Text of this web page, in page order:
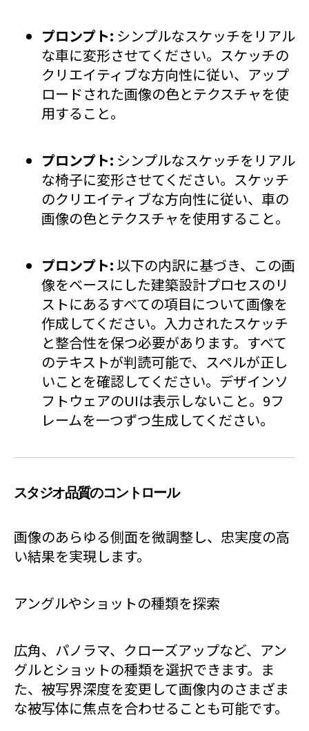
プロンプト: シンプルなスケッチをリアル
な車に変形させてください。スケッチの
クリエイティブな方向性に従い、アップ
ロードされた画像の色とテクスチャを使
用すること。
プロンプト: シンプルなスケッチをリアル
な椅子に変形させてください。スケッチ
のクリエイティブな方向性に従い、車の
画像の色とテクスチャを使用すること。
プロンプト: 以下の内訳に基づき、この画
像をベースにした建築設計プロセスのリ
ストにあるすべての項目について画像を
作成してください。入力されたスケッチ
と整合性を保つ必要があります。すべて
のテキストが判読可能で、スペルが正し
いことを確認してください。デザインソ
フトウェアのUIは表示しないこと。9フ
レームを一つずつ生成してください。
スタジオ品質のコントロール
画像のあらゆる側面を微調整し、忠実度の高
い結果を実現します。
アングルやショットの種類を探索
広角、パノラマ、クローズアップなど、アン
グルとショットの種類を選択できます。ま
た、被写界深度を変更して画像内のさまざま
な被写体に焦点を合わせることも可能です。